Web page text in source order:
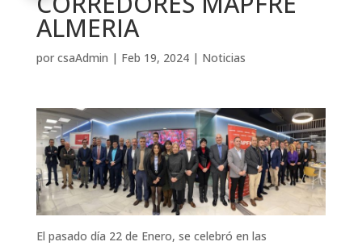
ALMERIA
por csaAdmin | Feb 19, 2024| Noticias
El pasado día 22 de Enero, se celebró en las